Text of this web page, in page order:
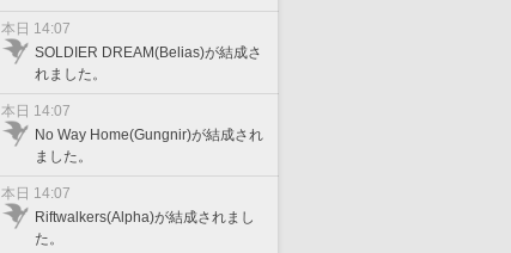
本日 14:07
SOLDIER DREAM(Belias)が結成さ
れました。
本日 14:07
No Way Home(Gungnir)が結成され
ました。
本日 14:07
Riftwalkers(Alpha)が結成されまし
た。